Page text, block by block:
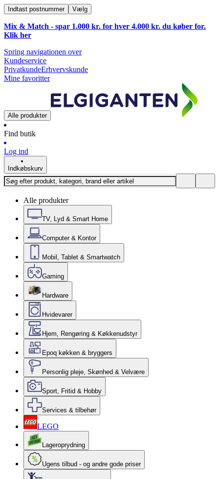
Indtast postnummer Vælg
Mix & Match - spar 1.000 kr. for hver 4.000 kr. du køber for.
Klik her
Spring navigationen over
Kundeservice
PrivatkundeErhvervskunde
Mine favoritter
Alle produkter
Find butik
Log ind
Indkøbskurv
Alle produkter
TV, Lyd & Smart Home
Computer & Kontor
Mobil, Tablet & Smartwatch
Gaming
Hardware
Hvidevarer
Hjem, Rengøring & Køkkenudstyr
Epoq køkken & bryggers
Personlig pleje, Skønhed & Velvære
Sport, Fritid & Hobby
Services & tilbehør
LEGO
Lageroprydning
Ugens tilbud - og andre gode priser